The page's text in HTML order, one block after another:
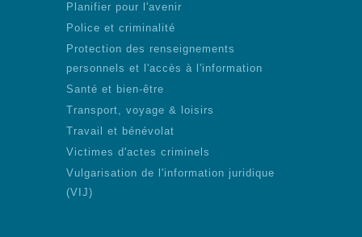
Planifier pour l'avenir
Police et criminalité
Protection des renseignements
personnels et l'accès à l'information
Santé et bien-être
Transport, voyage & loisirs
Travail et bénévolat
Victimes d'actes criminels
Vulgarisation de l'information juridique
(VIJ)